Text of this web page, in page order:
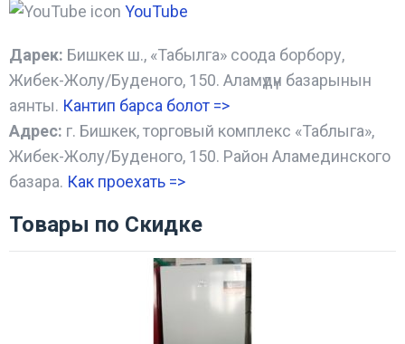
YouTube
Дарек: Бишкек ш., «Табылга» соода борбору,
Жибек-Жолу/Буденого, 150. Аламүдүн базарынын
аянты. Кантип барса болот =>
Адрес: г. Бишкек, торговый комплекс «Таблыга»,
Жибек-Жолу/Буденого, 150. Район Аламединского
базара. Как проехать =>
Товары по Скидке